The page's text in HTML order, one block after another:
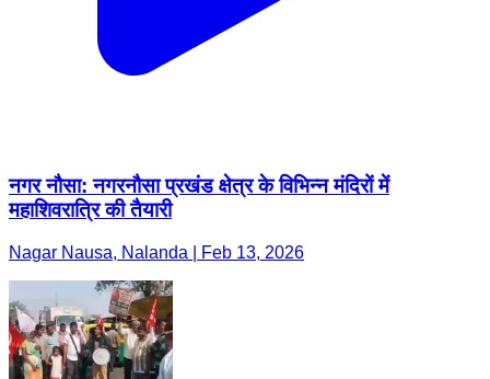
नगर नौसा: नगरनौसा प्रखंड क्षेत्र के विभिन्न मंदिरों में
महाशिवरात्रि की तैयारी
Nagar Nausa, Nalanda | Feb 13, 2026